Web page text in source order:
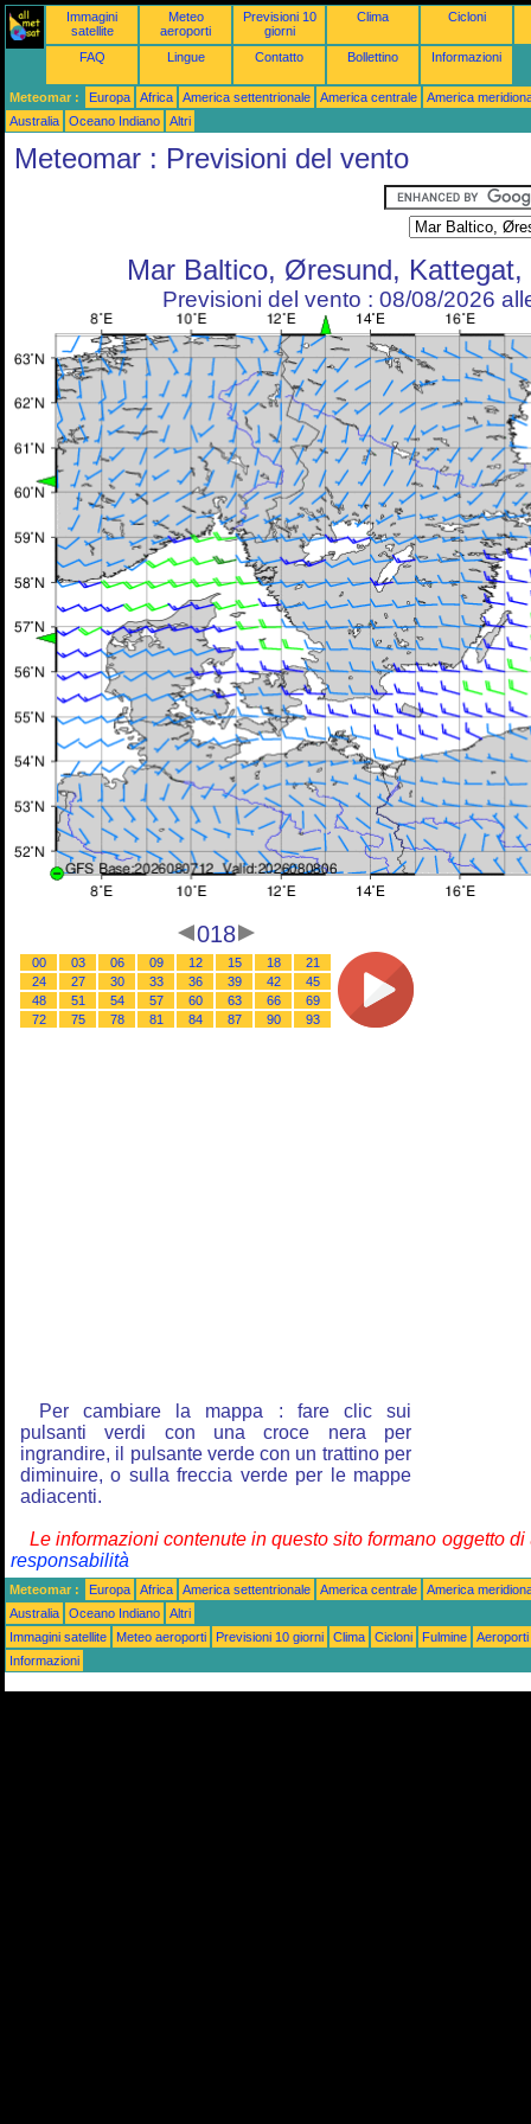
Immagini
satellite
Meteo
aeroporti
Previsioni 10
giorni
Clima Cicloni
FAQ Lingue Contatto Bollettino Informazioni
Meteomar : Europa Africa America settentrionale America centrale
America
Australia
Oceano Indiano Altri
Meteomar : Previsioni del vento
Mar Baltico, Øresund, Kattegat,
Previsioni del vento : 08/08/2026
018
00 03 06 09 12 15 18
21
24
27 30 33 36 39 42
45
48
51 54 57 60 63 66
69
72
75 78 81 84 87 90 93
Per cambiare la mappa : fare clic sui
pulsanti verdi con una croce nera per
ingrandire, il pulsante verde con un trattino per
diminuire, o sulla freccia verde per le mappe
adiacenti.
Le informazioni contenute in questo sito formano oggetto
responsabilità
Meteomar : Europa Africa America settentrionale America centrale
America
Australia
Oceano Indiano
Altri
Immagini satellite
Meteo aeroporti Previsioni 10 giorni Clima Cicloni Fulmine
Aeroporti
Informazioni